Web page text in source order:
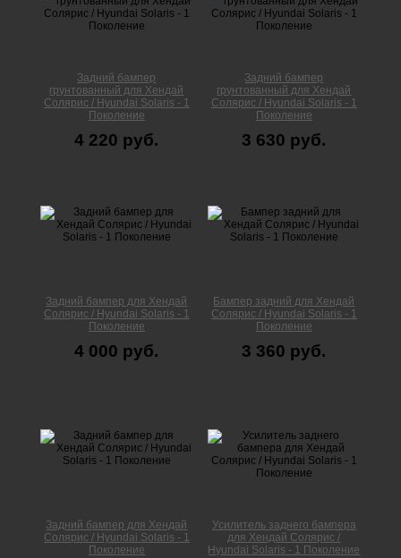
Задний бампер
грунтованный для Хендай
Солярис / Hyundai Solaris - 1
Поколение
4 220 руб.
Задний бампер
грунтованный для Хендай
Солярис / Hyundai Solaris - 1
Поколение
3 630 руб.
Задний бампер для Хендай
Солярис / Hyundai Solaris - 1
Поколение
4 000 руб.
Бампер задний для Хендай
Солярис / Hyundai Solaris - 1
Поколение
3 360 руб.
Задний бампер для Хендай
Солярис / Hyundai Solaris - 1
Поколение
Усилитель заднего бампера
для Хендай Солярис /
Hyundai Solaris - 1 Поколение